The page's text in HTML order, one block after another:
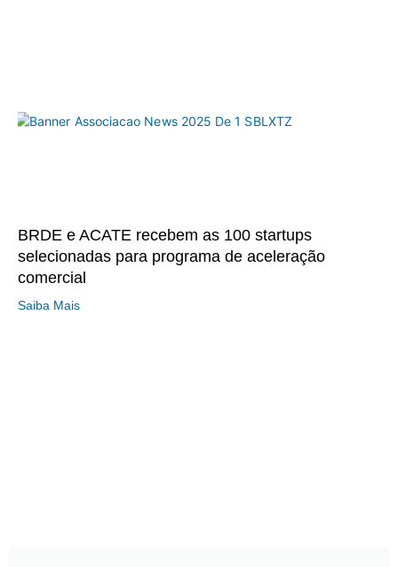
BRDE e ACATE recebem as 100 startups
selecionadas para programa de aceleração
comercial
Saiba Mais